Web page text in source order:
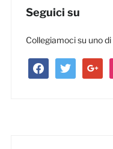
Seguici su
Collegiamoci su uno
facebooktwitter google